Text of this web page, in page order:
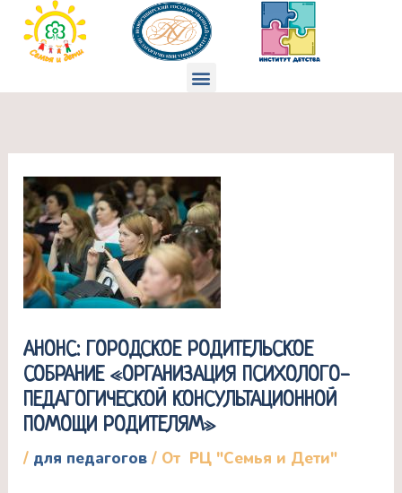
Перейти
содержимому
Меню
АНОНС: ГОРОДСКОЕ РОДИТЕЛЬСКОЕ
СОБРАНИЕ «ОРГАНИЗАЦИЯ ПСИХОЛОГО-
ПЕДАГОГИЧЕСКОЙ КОНСУЛЬТАЦИОННОЙ
ПОМОЩИ РОДИТЕЛЯМ»
/ для педагогов / От РЦ "Семья и Дети"